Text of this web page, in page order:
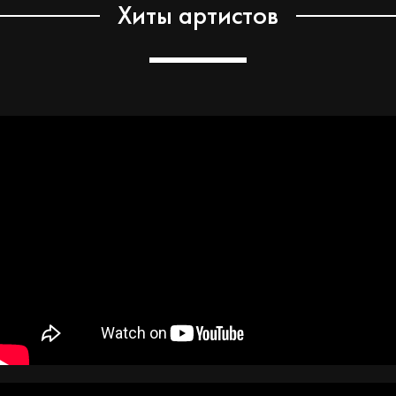
Хиты артистов